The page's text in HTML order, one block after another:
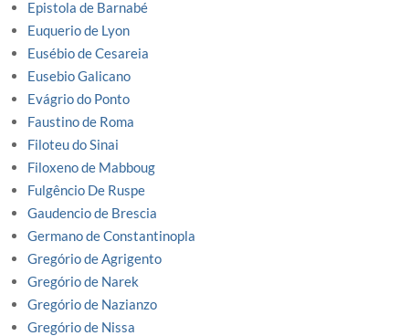
Epistola de Barnabé
Euquerio de Lyon
Eusébio de Cesareia
Eusebio Galicano
Evágrio do Ponto
Faustino de Roma
Filoteu do Sinai
Filoxeno de Mabboug
Fulgêncio De Ruspe
Gaudencio de Brescia
Germano de Constantinopla
Gregório de Agrigento
Gregório de Narek
Gregório de Nazianzo
Gregório de Nissa